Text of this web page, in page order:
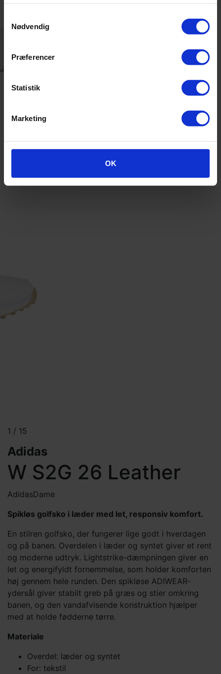
Nødvendig
Præferencer
Statistik
Marketing
OK
1 / 15
Adidas
W S2G 26 Leather
AdidasDame
Spikløs golfsko i læder med let, responsiv komfort.
En stilren golfsko, der fungerer lige godt i hverdagen
og på banen. Overdelen i læder og syntet giver et rent
og moderne udtryk. Lightstrike-dæmpningen giver en
let og energifyldt fornemmelse, som holder komforten
høj gennem hele runden. Den spikløse ADIWEAR-
ydersål giver stabilt greb på græs og stier omkring
banen, og den vandafvisende konstruktion hjælper
med at holde fødderne tørre.
Materiale
Overdel: læder og syntet
For: tekstil